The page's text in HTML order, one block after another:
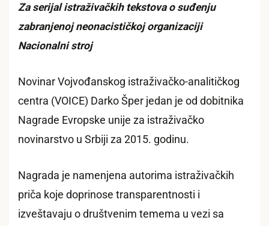
Za serijal istraživačkih tekstova o suđenju
zabranjenoj neonacističkoj organizaciji
Nacionalni stroj
Novinar Vojvođanskog istraživačko-analitičkog
centra (VOICE) Darko Šper jedan je od dobitnika
Nagrade Evropske unije za istraživačko
novinarstvo u Srbiji za 2015. godinu.
Nagrada je namenjena autorima istraživačkih
priča koje doprinose transparentnosti i
izveštavaju o društvenim temema u vezi sa